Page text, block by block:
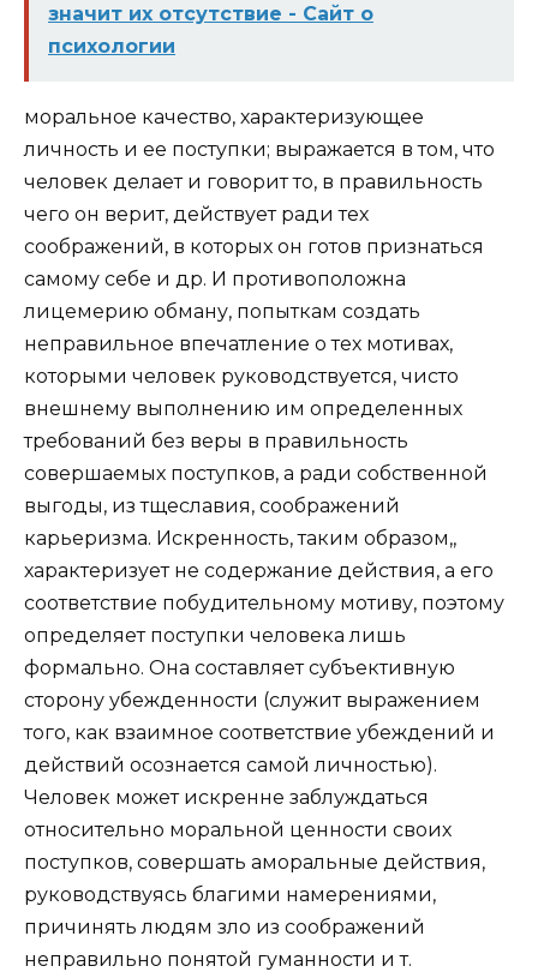
значит их отсутствие - Сайт о
психологии
моральное качество, характеризующее
личность и ее поступки; выражается в том, что
человек делает и говорит то, в правильность
чего он верит, действует ради тех
соображений, в которых он готов признаться
самому себе и др. И противоположна
лицемерию обману, попыткам создать
неправильное впечатление о тех мотивах,
которыми человек руководствуется, чисто
внешнему выполнению им определенных
требований без веры в правильность
совершаемых поступков, а ради собственной
выгоды, из тщеславия, соображений
карьеризма. Искренность, таким образом,,
характеризует не содержание действия, а его
соответствие побудительному мотиву, поэтому
определяет поступки человека лишь
формально. Она составляет субъективную
сторону убежденности (служит выражением
того, как взаимное соответствие убеждений и
действий осознается самой личностью).
Человек может искренне заблуждаться
относительно моральной ценности своих
поступков, совершать аморальные действия,
руководствуясь благими намерениями,
причинять людям зло из соображений
неправильно понятой гуманности и т.